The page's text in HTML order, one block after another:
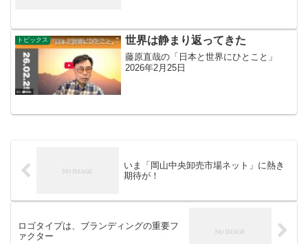
も多いのでは？そんな時、一昔前であれ
ば重宝したのが蚊取...
トピックス 世界は静まり返ってきた
藤原直哉の「日本と世界にひとこと」
2026年2月25日
いま「岡山中央卸売市場ネット」に熱き
期待が！
ロゴタイプは、ブランディングの重要フ
ァクター